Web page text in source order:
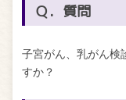
Ｑ．質問
子宮がん、乳がん検
すか？